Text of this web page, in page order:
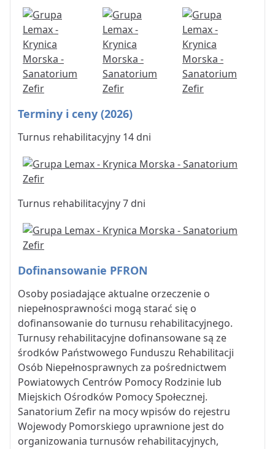
Terminy i ceny (2026)
Turnus rehabilitacyjny 14 dni
Turnus rehabilitacyjny 7 dni
Dofinansowanie PFRON
Osoby posiadające aktualne orzeczenie o
niepełnosprawności mogą starać się o
dofinansowanie do turnusu rehabilitacyjnego.
Turnusy rehabilitacyjne dofinansowane są ze
środków Państwowego Funduszu Rehabilitacji
Osób Niepełnosprawnych za pośrednictwem
Powiatowych Centrów Pomocy Rodzinie lub
Miejskich Ośrodków Pomocy Społecznej.
Sanatorium Zefir na mocy wpisów do rejestru
Wojewody Pomorskiego uprawnione jest do
organizowania turnusów rehabilitacyjnych,